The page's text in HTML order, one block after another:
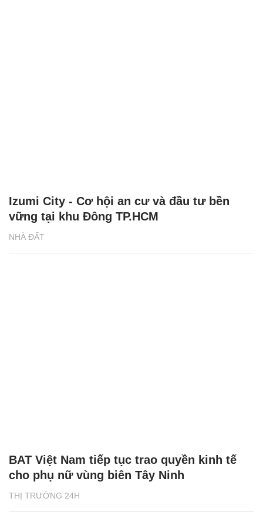
NHÀ ĐẤT
Izumi City - Cơ hội an cư và đầu tư bền
vững tại khu Đông TP.HCM
THỊ TRƯỜNG 24H
BAT Việt Nam tiếp tục trao quyền kinh tế
cho phụ nữ vùng biên Tây Ninh